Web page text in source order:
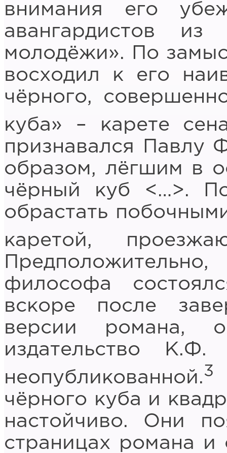
внимания его
авангардистов из
молодёжи». По
восходил к его
чёрного,
куба» – карете
признавался Павлу
образом, лёгшим в
чёрный куб <…>.
обрастать
каретой,
философа
вскоре после
версии романа,
издательство
неопубликованной.3
чёрного куба и
настойчиво. Они
страницах романа и